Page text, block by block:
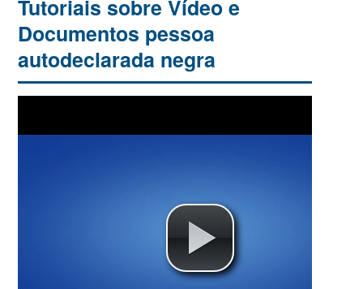
Tutoriais sobre Vídeo e
Documentos pessoa
autodeclarada negra